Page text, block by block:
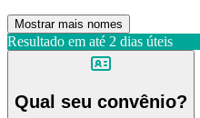
Mostrar mais nomes
Resultado em até 2 dias úteis
Qual seu convênio?